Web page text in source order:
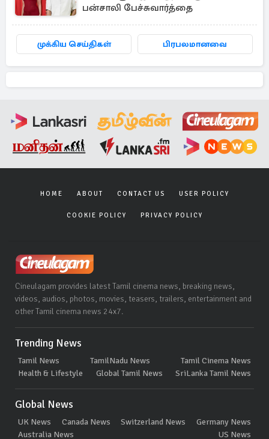
பன்சாலி பேச்சுவார்த்தை
முக்கிய செய்திகள் பிரபலமானவை
HOME ABOUT CONTACT US USER POLICY
COOKIE POLICY PRIVACY POLICY
Cineulagam provides latest Tamil cinema news, breaking news,
videos, audios, photos, movies, teasers, trailers, entertainment and
other Tamil cinema news 24x7.
Trending News
Tamil News TamilNadu News
Tamil Cinema News
Health & Lifestyle
Global Tamil News SriLanka Tamil News
Global News
UK News Canada News Switzerland News
Germany News
Australia News
US News